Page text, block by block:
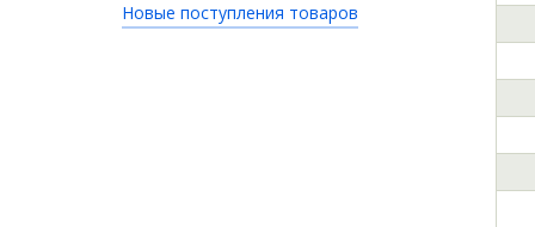
Новые поступления товаров